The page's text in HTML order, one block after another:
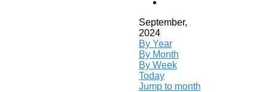
September,
2024
By Year
By Month
By Week
Today
Jump to month